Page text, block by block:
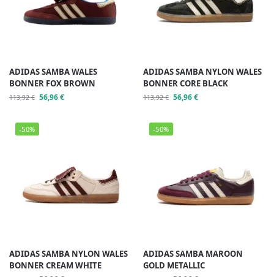
ADIDAS SAMBA WALES
BONNER FOX BROWN
113,92€ 56,96€
ADIDAS SAMBA NYLON WALES
BONNER CORE BLACK
113,92€ 56,96€
-50%
ADIDAS SAMBA NYLON WALES
BONNER CREAM WHITE
-50%
ADIDAS SAMBA MAROON
GOLD METALLIC